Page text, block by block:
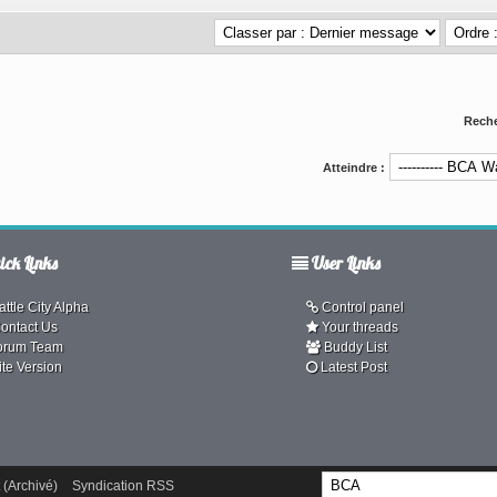
Atteindre :
Links
City Alpha
Us
Team
Version
User Links
Control panel
Your threads
Buddy List
Latest Post
(Archivé) Syndication RSS